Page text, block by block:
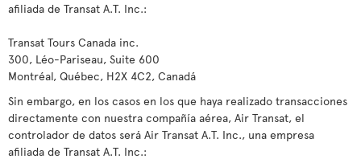
afiliada de Transat A.T. Inc.:
Transat Tours Canada inc.
300, Léo-Pariseau, Suite 600
Montréal, Québec, H2X 4C2, Canadá
Sin embargo, en los casos en los que haya realizado transacciones
directamente con nuestra compañía aérea, Air Transat, el
controlador de datos será Air Transat A.T. Inc., una empresa
afiliada de Transat A.T. Inc.: